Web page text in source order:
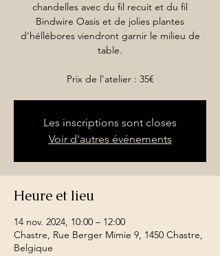
chandelles avec du fil recuit et du fil
Bindwire Oasis et de jolies plantes
d'héllébores viendront garnir le milieu de
table.
Prix de l’atelier : 35€
Les inscriptions sont closes
Voir d'autres événements
Heure et lieu
14 nov. 2024, 10:00 – 12:00
Chastre, Rue Berger Mimie 9, 1450 Chastre,
Belgique